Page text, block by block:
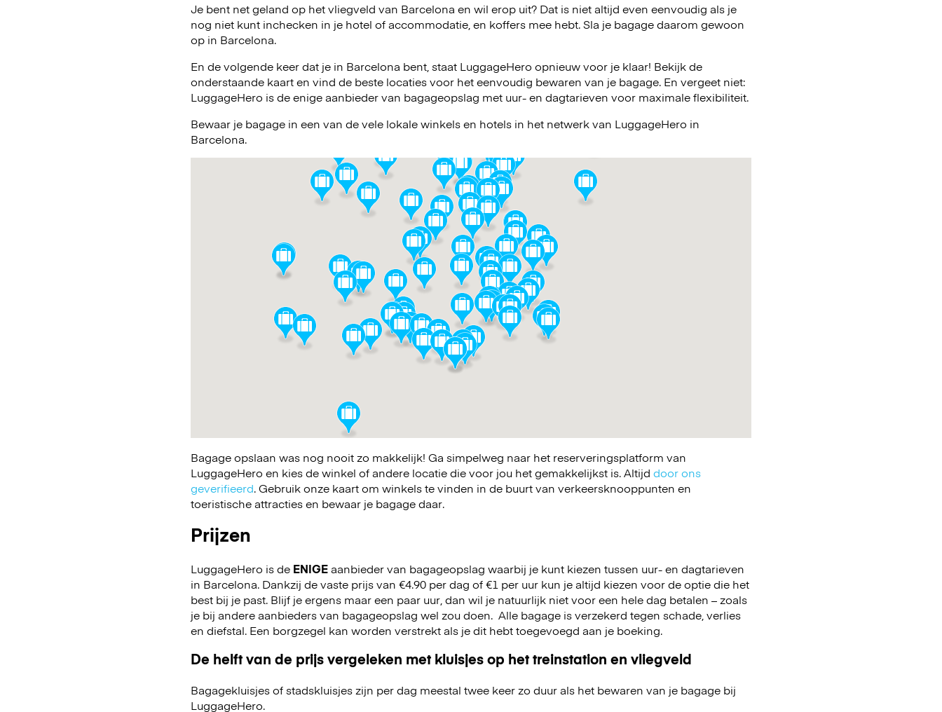
Je bent net geland op het vliegveld van Barcelona en wil erop uit? Dat is niet altijd even eenvoudig als je
nog niet kunt inchecken in je hotel of accommodatie, en koffers mee hebt. Sla je bagage daarom gewoon
op in Barcelona.
En de volgende keer dat je in Barcelona bent, staat LuggageHero opnieuw voor je klaar! Bekijk de
onderstaande kaart en vind de beste locaties voor het eenvoudig bewaren van je bagage. En vergeet niet:
LuggageHero is de enige aanbieder van bagageopslag met uur- en dagtarieven voor maximale flexibiliteit.
Bewaar je bagage in een van de vele lokale winkels en hotels in het netwerk van LuggageHero in
Barcelona.
Bagage opslaan was nog nooit zo makkelijk! Ga simpelweg naar het reserveringsplatform van
LuggageHero en kies de winkel of andere locatie die voor jou het gemakkelijkst is. Altijd door ons
geverifieerd. Gebruik onze kaart om winkels te vinden in de buurt van verkeersknooppunten en
toeristische attracties en bewaar je bagage daar.
Prijzen
LuggageHero is de ENIGEaanbieder van bagageopslag waarbij je kunt kiezen tussen uur- en dagtarieven
in Barcelona. Dankzij de vaste prijs van €4.90 per dag of €1 per uur kun je altijd kiezen voor de optie die het
best bij je past. Blijf je ergens maar een paar uur, dan wil je natuurlijk niet voor een hele dag betalen – zoals
je bij andere aanbieders van bagageopslag wel zou doen. Alle bagage is verzekerd tegen schade, verlies
en diefstal. Een borgzegel kan worden verstrekt als je dit hebt toegevoegd aan je boeking.
De helft van de prijs vergeleken met kluisjes op het treinstation en vliegveld
Bagagekluisjes of stadskluisjes zijn per dag meestal twee keer zo duur als het bewaren van je bagage bij
LuggageHero.